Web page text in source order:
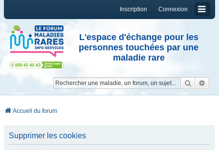
Connexion
Inscription
L'espace d'échange pour les
personnes touchées par une
maladie rare
Accueil du forum
Supprimer les cookies